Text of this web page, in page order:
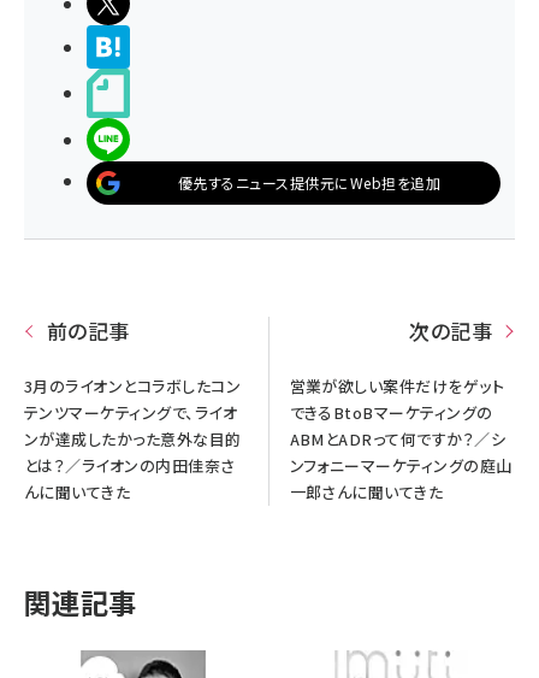
優先するニュース提供元にWeb担を追加
前の記事
3月のライオンとコラボしたコン
テンツマーケティングで、ライオ
ンが達成したかった意外な目的
とは？／ライオンの内田佳奈さ
んに聞いてきた
次の記事
営業が欲しい案件だけをゲット
できるBtoBマーケティングの
ABMとADRって何ですか？／シ
ンフォニーマーケティングの庭山
一郎さんに聞いてきた
関連記事